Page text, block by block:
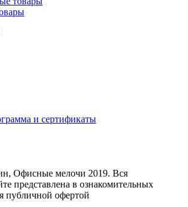
и сертификаты
Офисные мелочи 2019. Вся
представлена в ознакомительных
публичной офертой